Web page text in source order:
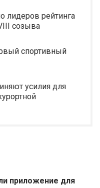
лидеров рейтинга
созыва
спортивный
усилия для
приложение для